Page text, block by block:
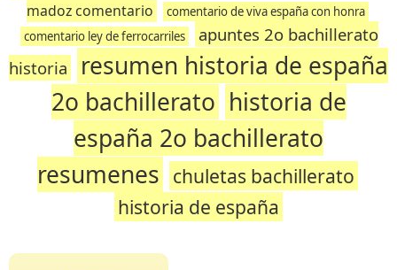
madoz comentario
comentario de viva españa con honra
comentario ley de ferrocarriles
apuntes 2o bachillerato
historia
resumen historia de españa
2o bachillerato historia de
españa 2o bachillerato
resumenes chuletas bachillerato
historia de españa